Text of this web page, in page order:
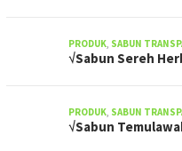
PRODUK, SABUN
√Sabun Sereh
PRODUK, SABUN
√Sabun